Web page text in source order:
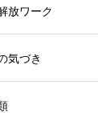
放ワーク
気づき